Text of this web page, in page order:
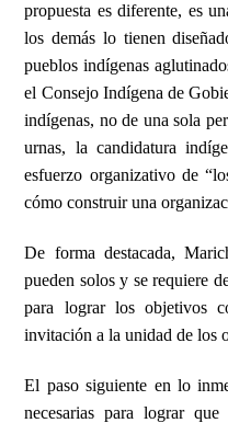
propuesta es diferente, es
los demás lo tienen
pueblos indígenas
el Consejo Indígena de
indígenas, no de una sola
urnas, la candidatura
esfuerzo organizativo de
cómo construir una
De forma destacada,
pueden solos y se requiere
para lograr los objetivos
invitación a la unidad de los
El paso siguiente en lo
necesarias para lograr